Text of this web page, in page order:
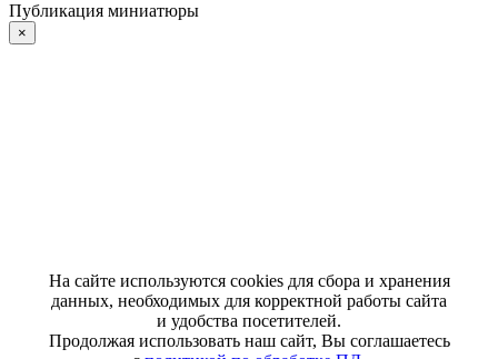
Публикация миниатюры
×
На сайте используются cookies для сбора и хранения
данных, необходимых для корректной работы сайта
и удобства посетителей.
Продолжая использовать наш сайт, Вы соглашаетесь